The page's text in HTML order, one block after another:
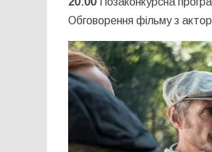
Обговорення фільму з